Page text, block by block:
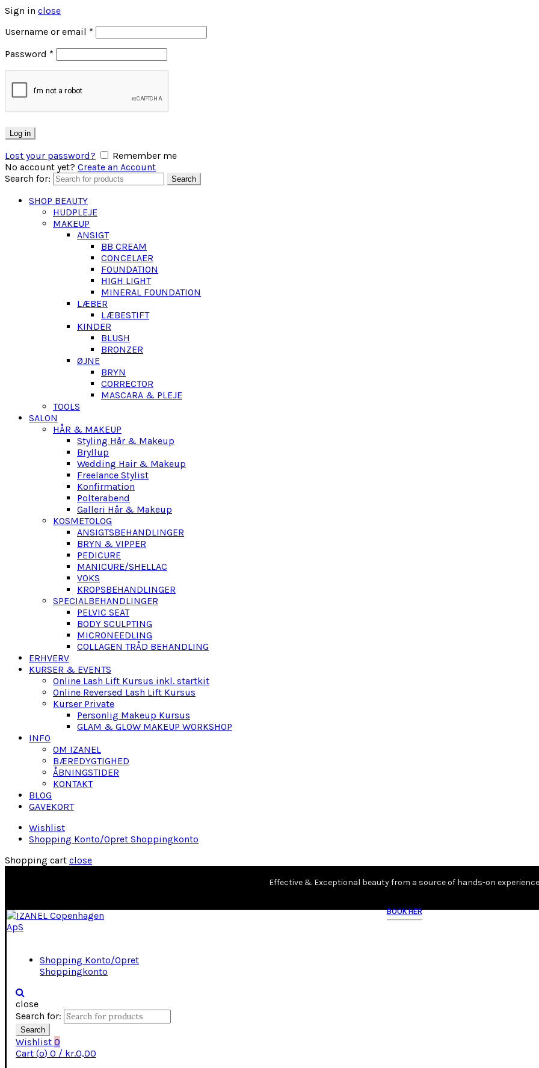
Sign in close
Username or email *
Password *
Log in
Lost your password?
Remember me
No account yet? Create an Account
Search for:
Search
SHOP BEAUTY
HUDPLEJE
MAKEUP
ANSIGT
BB CREAM
CONCELAER
FOUNDATION
HIGH LIGHT
MINERAL FOUNDATION
LÆBER
LÆBESTIFT
KINDER
BLUSH
BRONZER
ØJNE
BRYN
CORRECTOR
MASCARA & PLEJE
TOOLS
SALON
HÅR & MAKEUP
Styling Hår & Makeup
Bryllup
Wedding Hair & Makeup
Freelance Stylist
Konfirmation
Polterabend
Galleri Hår & Makeup
KOSMETOLOG
ANSIGTSBEHANDLINGER
BRYN & VIPPER
PEDICURE
MANICURE/SHELLAC
VOKS
KROPSBEHANDLINGER
SPECIALBEHANDLINGER
PELVIC SEAT
BODY SCULPTING
MICRONEEDLING
COLLAGEN TRÅD BEHANDLING
ERHVERV
KURSER & EVENTS
Online Lash Lift Kursus inkl. startkit
Online Reversed Lash Lift Kursus
Kurser Private
Personlig Makeup Kursus
GLAM & GLOW MAKEUP WORKSHOP
INFO
OM IZANEL
BÆREDYGTIGHED
ÅBNINGSTIDER
KONTAKT
BLOG
GAVEKORT
Wishlist
Shopping Konto/Opret Shoppingkonto
Shopping cart close
Effective & Exceptional beauty from a source of hands-on experience
BOOK HER
Shopping Konto/Opret
Shoppingkonto
close
Search for:
Search
Wishlist 0
Cart (o) 0 / kr.0,00